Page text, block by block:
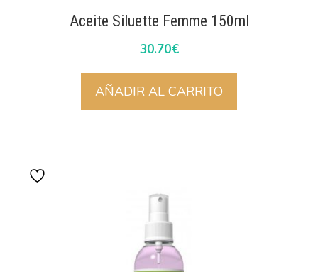
Aceite Siluette Femme 150ml
30.70€
AÑADIR AL CARRITO